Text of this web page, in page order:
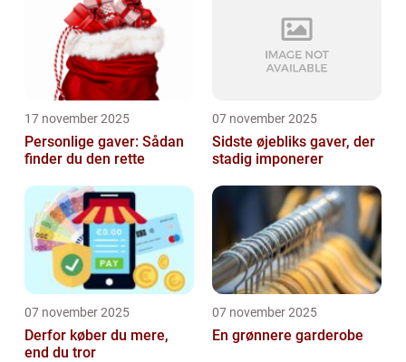
17 november 2025
Personlige gaver: Sådan
finder du den rette
07 november 2025
Sidste øjebliks gaver, der
stadig imponerer
07 november 2025
Derfor køber du mere,
end du tror
07 november 2025
En grønnere garderobe